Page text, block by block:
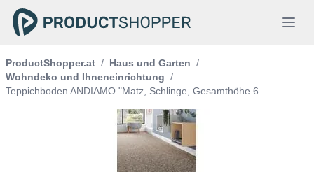
ProductShopper.at / Haus und Garten /
Wohndeko und Ihneneinrichtung /
Teppichboden ANDIAMO "Matz, Schlinge, Gesamthöhe 6...